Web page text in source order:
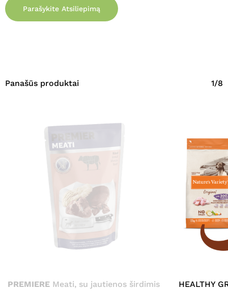
Parašykite Atsiliepimą
Panašūs produktai 1/8
PREMIERE Meati, su jautienos širdimis
HEALTHY